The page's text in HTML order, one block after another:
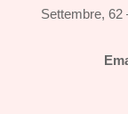
Settembre, 62